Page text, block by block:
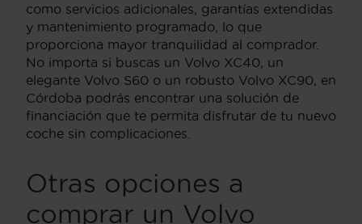
como servicios adicionales, garantías extendidas
y mantenimiento programado, lo que
proporciona mayor tranquilidad al comprador.
No importa si buscas un Volvo XC40, un
elegante Volvo S60 o un robusto Volvo XC90, en
Córdoba podrás encontrar una solución de
financiación que te permita disfrutar de tu nuevo
coche sin complicaciones.
Otras opciones a
comprar un Volvo